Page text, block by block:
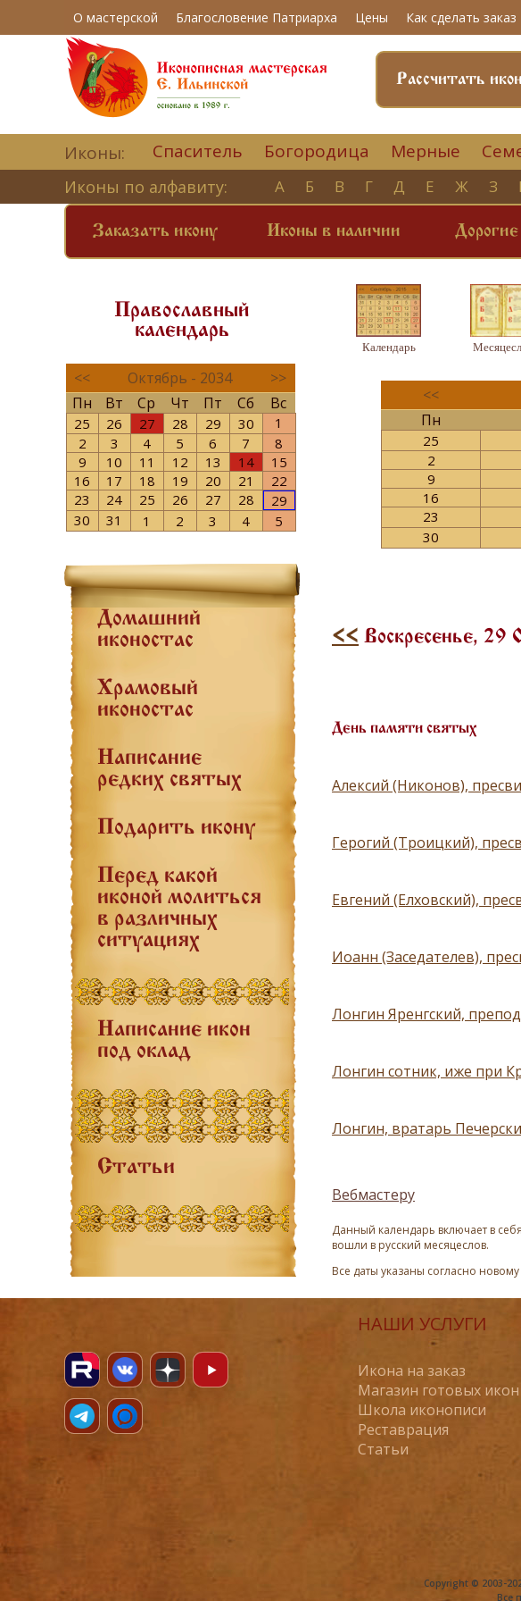
О мастерской Благословение Патриарха Цены Как сделать заказ
Рассчитать
Иконы: Спаситель Богородица Мерные
Иконы по алфавиту: А Б В Г Д Е Ж З
Заказать икону Иконы в наличии
Православный
календарь
<< Октябрь - 2034
>>
Пн
Вт Ср Чт Пт Сб Вс
25 26 27 28 29 30
1
2
3 4 5 6 7
8
9
10 11 12 13 14
15
16
17 18 19 20 21
22
23
24 25 26 27 28
29
30
31 1 2 3 4 5
Домашний
иконостас
Храмовый
иконостас
Написание
редких святых
Подарить икону
Перед какой
иконой молиться
в различных
ситуациях
Написание икон
под оклад
Статьи
Календарь
<<
Пн
25
2
9
16
23
30
<< Воскресенье,
День памяти святых
Алексий (Никонов),
Герогий (Троицкий),
Евгений (Елховский),
Иоанн (Заседателев),
Лонгин Яренгский,
Лонгин сотник, иже при
Лонгин, вратарь
Вебмастеру
Данный календарь включает в
вошли в русский месяцеслов.
Все даты указаны согласно
НАШИ УСЛУГИ
Икона на заказ
Магазин готовых икон
Школа иконописи
Реставрация
Статьи
Copyright © 2003-
Все